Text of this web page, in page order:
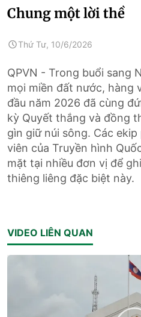
Chung một lời thề
Thứ Tư, 10/6/2026
QPVN - Trong buổi sang
mọi miền đất nước, hàng
đầu năm 2026 đã cùng
kỳ Quyết thắng và đồng
gìn giữ núi sông. Các
viên của Truyền hình
mặt tại nhiều đơn vị để
thiêng liêng đặc biệt này.
VIDEO LIÊN QUAN